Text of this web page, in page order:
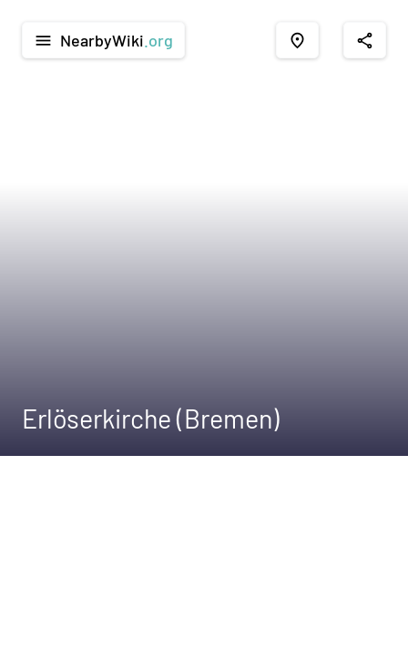
menu NearbyWiki .org place share
Erlöserkirche (Bremen)